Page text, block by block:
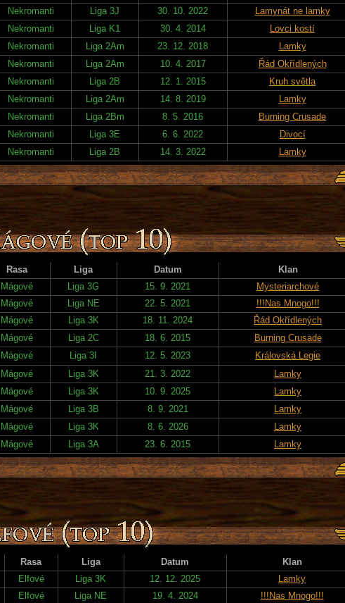
Nekromanti Liga 3J 30. 10. 2022
Lamynát ne lamky
Nekromanti Liga K1 30. 4. 2014
Lovci kostí
Nekromanti Liga 2Am 23. 12. 2018
Lamky
Nekromanti Liga 2Am 10. 4. 2017
Řád Okřídlených
Nekromanti Liga 2B 12. 1. 2015
Kruh světla
Nekromanti Liga 2Am 14. 8. 2019
Lamky
Nekromanti Liga 2Bm 8. 5. 2016
Burning Crusade
Nekromanti Liga 3E 6. 6. 2022
Divocí
Nekromanti Liga 2B 14. 3. 2022 Lamky
Rasa Liga Datum
Klan
Mágové Liga 3G 15. 9. 2021
Mysteriarchové
Mágové Liga NE 22. 5. 2021
!!!Nas Mnogo!!!
Mágové Liga 3K 18. 11. 2024
Řád Okřídlených
Mágové Liga 2C 18. 6. 2015
Burning Crusade
Mágové Liga 3I 12. 5. 2023
Královská Legie
Mágové Liga 3K 21. 3. 2022
Lamky
Mágové Liga 3K 10. 9. 2025
Lamky
Mágové Liga 3B 8. 9. 2021
Lamky
Mágové Liga 3K 8. 6. 2026
Lamky
Mágové Liga 3A 23. 6. 2015 Lamky
Rasa Liga Datum
Klan
Elfové Liga 3K 12. 12. 2025
Lamky
Elfové Liga NE 19. 4. 2024 !!!Nas Mnogo!!!